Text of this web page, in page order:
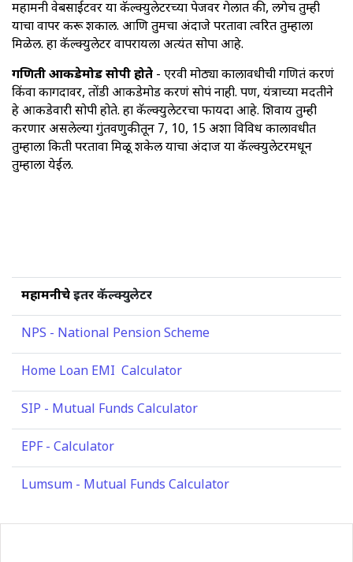
महामनी वेबसाईटवर या कॅल्क्युलेटरच्या पेजवर गेलात की, लगेच तुम्ही
याचा वापर करू शकाल. आणि तुमचा अंदाजे परतावा त्वरित तुम्हाला
मिळेल. हा कॅल्क्युलेटर वापरायला अत्यंत सोपा आहे.
गणिती आकडेमोड सोपी होते - एरवी मोठ्या कालावधीची गणितं करणं
किंवा कागदावर, तोंडी आकडेमोड करणं सोपं नाही. पण, यंत्राच्या मदतीने
हे आकडेवारी सोपी होते. हा कॅल्क्युलेटरचा फायदा आहे. शिवाय तुम्ही
करणार असलेल्या गुंतवणुकीतून 7, 10, 15 अशा विविध कालावधीत
तुम्हाला किती परतावा मिळू शकेल याचा अंदाज या कॅल्क्युलेटरमधून
तुम्हाला येईल.
महामनीचेइतर कॅल्क्युलेटर
NPS - National Pension Scheme
Home Loan EMI Calculator
SIP - Mutual Funds Calculator
EPF - Calculator
Lumsum - Mutual Funds Calculator